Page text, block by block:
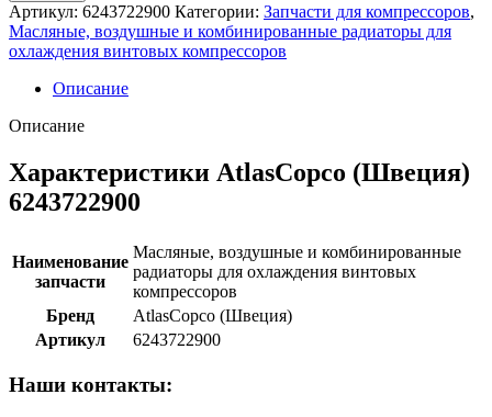
Артикул: 6243722900 Категории: Запчасти для компрессоров,
Масляные, воздушные и комбинированные радиаторы для
охлаждения винтовых компрессоров
Описание
Описание
Характеристики AtlasCopco (Швеция)
6243722900
Наименование
запчасти
Масляные, воздушные и комбинированные
радиаторы для охлаждения винтовых
компрессоров
Бренд
AtlasCopco (Швеция)
Артикул
6243722900
Наши контакты: